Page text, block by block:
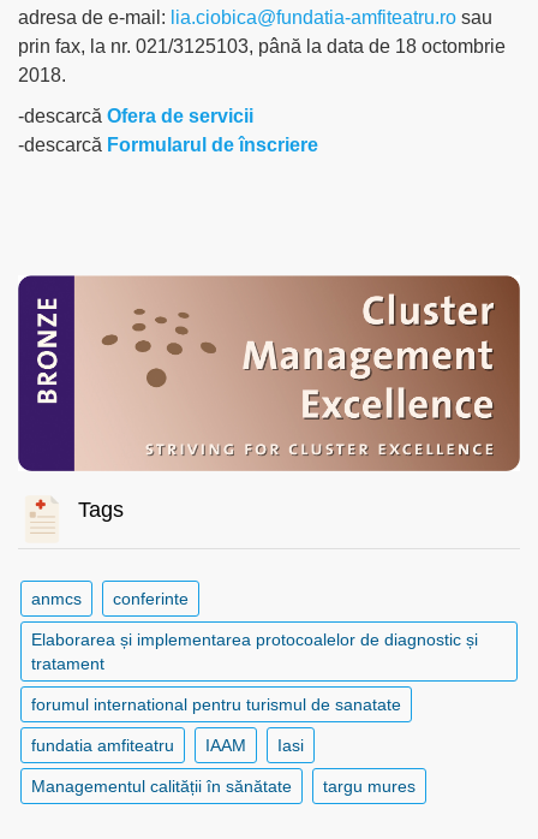
adresa de e-mail: lia.ciobica@fundatia-amfiteatru.ro sau
prin fax, la nr. 021/3125103, până la data de 18 octombrie
2018.
-descarcă Ofera de servicii
-descarcă Formularul de înscriere
Tags
anmcs conferinte
Elaborarea și implementarea protocoalelor de diagnostic și
tratament
forumul international pentru turismul de sanatate
fundatia amfiteatru IAAM Iasi
Managementul calității în sănătate targu mures